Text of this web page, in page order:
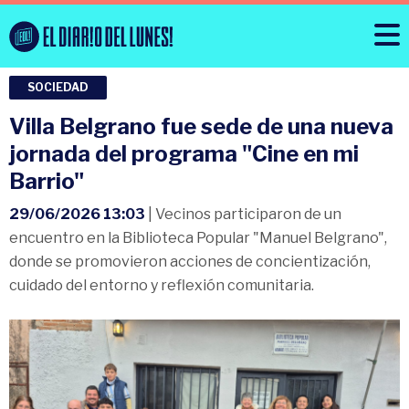
SOCIEDAD
Villa Belgrano fue sede de una nueva
jornada del programa "Cine en mi
Barrio"
29/06/2026 13:03 | Vecinos participaron de un
encuentro en la Biblioteca Popular "Manuel Belgrano",
donde se promovieron acciones de concientización,
cuidado del entorno y reflexión comunitaria.